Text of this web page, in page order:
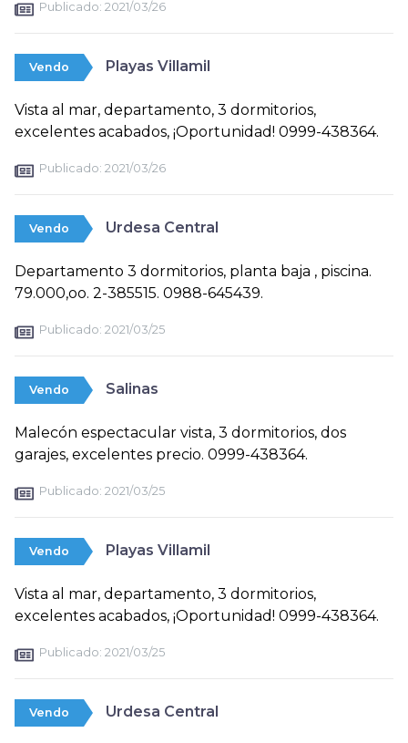
Publicado: 2021/03/26
Vendo Playas Villamil
Vista al mar, departamento, 3 dormitorios,
excelentes acabados, ¡Oportunidad! 0999-438364.
Publicado: 2021/03/26
Vendo Urdesa Central
Departamento 3 dormitorios, planta baja , piscina.
79.000,oo. 2-385515. 0988-645439.
Publicado: 2021/03/25
Vendo Salinas
Malecón espectacular vista, 3 dormitorios, dos
garajes, excelentes precio. 0999-438364.
Publicado: 2021/03/25
Vendo Playas Villamil
Vista al mar, departamento, 3 dormitorios,
excelentes acabados, ¡Oportunidad! 0999-438364.
Publicado: 2021/03/25
Vendo Urdesa Central